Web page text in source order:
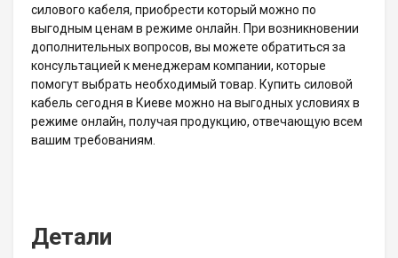
силового кабеля, приобрести который можно по
выгодным ценам в режиме онлайн. При возникновении
дополнительных вопросов, вы можете обратиться за
консультацией к менеджерам компании, которые
помогут выбрать необходимый товар. Купить силовой
кабель сегодня в Киеве можно на выгодных условиях в
режиме онлайн, получая продукцию, отвечающую всем
вашим требованиям.
Детали